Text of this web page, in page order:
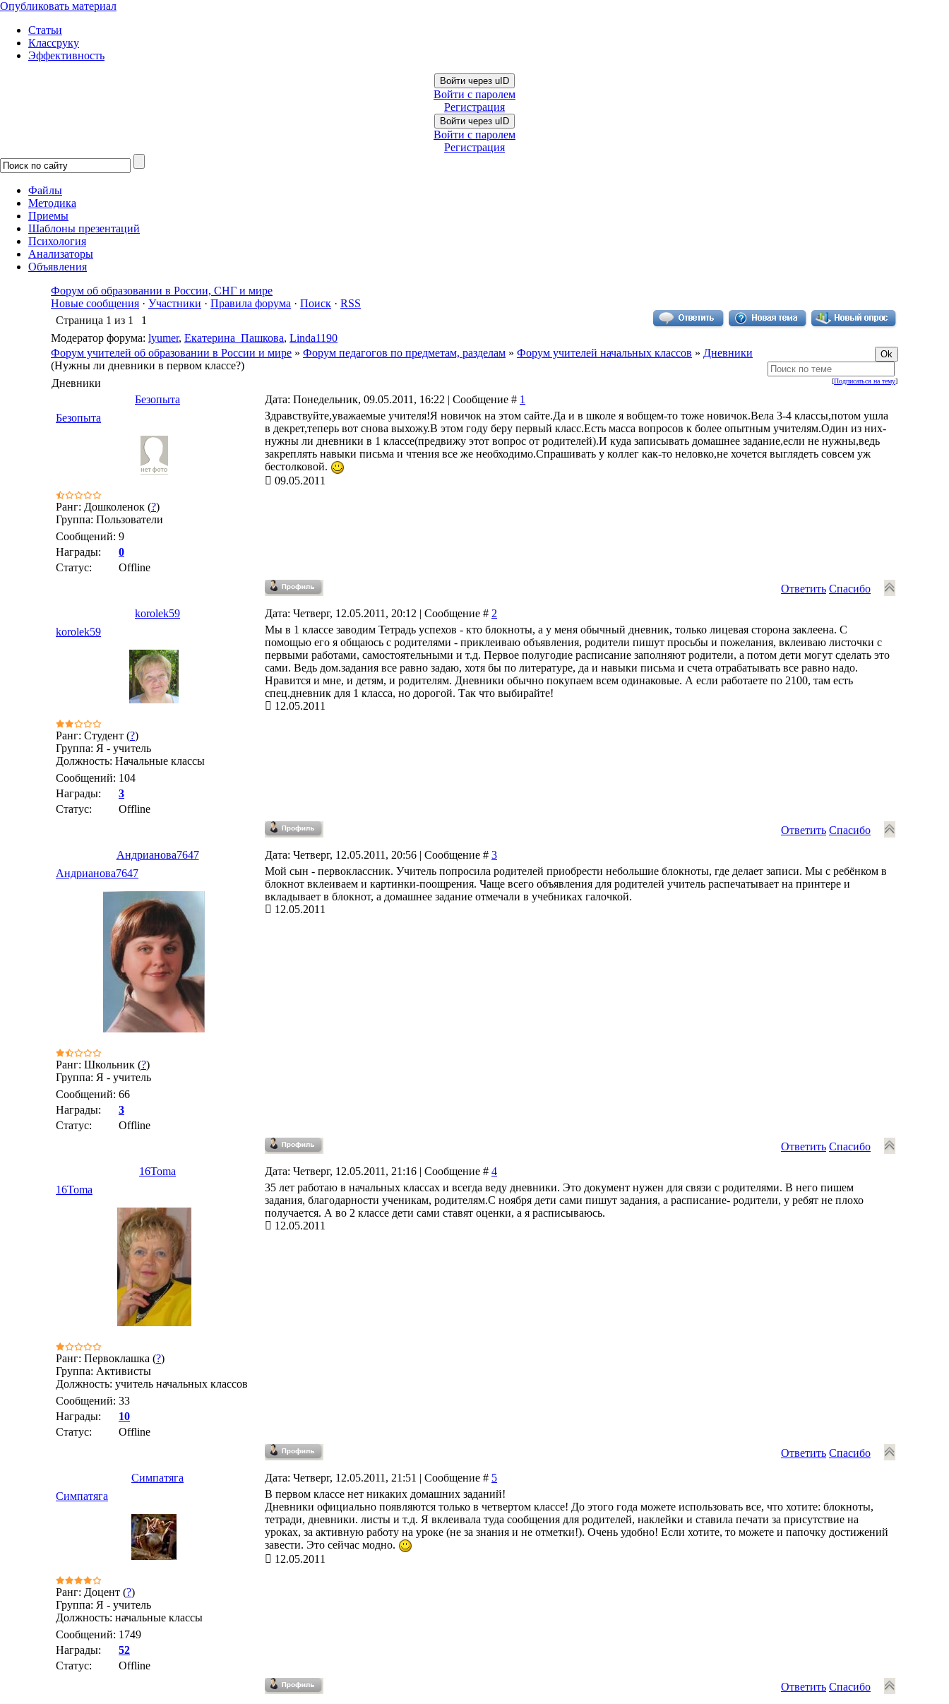
Опубликовать материал
Статьи
Классруку
Эффективность
Войти через uID
Войти с паролем
Регистрация
Войти через uID
Войти с паролем
Регистрация
Файлы
Методика
Приемы
Шаблоны презентаций
Психология
Анализаторы
Объявления
Форум об образовании в России, СНГ и мире
Новые сообщения · Участники · Правила форума · Поиск · RSS
Страница 1 из 1
1
Модератор форума: lyumer, Екатерина_Пашкова, Linda1190
Форум учителей об образовании в России и мире » Форум педагогов по предметам, разделам » Форум учителей начальных классов » Дневники
(Нужны ли дневники в первом классе?)
[Подписаться на тему]
Дневники
Безопыта
Дата: Понедельник, 09.05.2011, 16:22 | Сообщение # 1
Безопыта
Ранг: Дошколенок (?)
Группа: Пользователи
Сообщений: 9
Награды:
0
Статус:
Offline
Здравствуйте,уважаемые учителя!Я новичок на этом сайте.Да и в школе я вобщем-то тоже новичок.Вела 3-4 классы,потом ушла
в декрет,теперь вот снова выхожу.В этом году беру первый класс.Есть масса вопросов к более опытным учителям.Один из них-
нужны ли дневники в 1 классе(предвижу этот вопрос от родителей).И куда записывать домашнее задание,если не нужны,ведь
закреплять навыки письма и чтения все же необходимо.Спрашивать у коллег как-то неловко,не хочется выглядеть совсем уж
бестолковой.
09.05.2011
Ответить Спасибо
korolek59 Дата: Четверг, 12.05.2011, 20:12 | Сообщение # 2
korolek59
Ранг: Студент (?)
Группа: Я - учитель
Должность: Начальные классы
Сообщений: 104
Награды:
3
Статус:
Offline
Мы в 1 классе заводим Тетрадь успехов - кто блокноты, а у меня обычный дневник, только лицевая сторона заклеена. С
помощью его я общаюсь с родителями - приклеиваю объявления, родители пишут просьбы и пожелания, вклеиваю листочки с
первыми работами, самостоятельными и т.д. Первое полугодие расписание заполняют родители, а потом дети могут сделать это
сами. Ведь дом.задания все равно задаю, хотя бы по литературе, да и навыки письма и счета отрабатывать все равно надо.
Нравится и мне, и детям, и родителям. Дневники обычно покупаем всем одинаковые. А если работаете по 2100, там есть
спец.дневник для 1 класса, но дорогой. Так что выбирайте!
12.05.2011
Ответить Спасибо
Андрианова7647 Дата: Четверг, 12.05.2011, 20:56 | Сообщение # 3
Андрианова7647
Ранг: Школьник (?)
Группа: Я - учитель
Сообщений: 66
Награды:
3
Статус:
Offline
Мой сын - первоклассник. Учитель попросила родителей приобрести небольшие блокноты, где делает записи. Мы с ребёнком в
блокнот вклеиваем и картинки-поощрения. Чаще всего объявления для родителей учитель распечатывает на принтере и
вкладывает в блокнот, а домашнее задание отмечали в учебниках галочкой.
12.05.2011
Ответить Спасибо
16Toma Дата: Четверг, 12.05.2011, 21:16 | Сообщение # 4
16Toma
Ранг: Первоклашка (?)
Группа: Активисты
Должность: учитель начальных классов
Сообщений: 33
Награды:
10
Статус:
Offline
35 лет работаю в начальных классах и всегда веду дневники. Это документ нужен для связи с родителями. В него пишем
задания, благодарности ученикам, родителям.С ноября дети сами пишут задания, а расписание- родители, у ребят не плохо
получается. А во 2 классе дети сами ставят оценки, а я расписываюсь.
12.05.2011
Ответить Спасибо
Симпатяга Дата: Четверг, 12.05.2011, 21:51 | Сообщение # 5
Симпатяга
Ранг: Доцент (?)
Группа: Я - учитель
Должность: начальные классы
Сообщений: 1749
Награды:
52
Статус:
Offline
В первом классе нет никаких домашних заданий!
Дневники официально появляются только в четвертом классе! До этого года можете использовать все, что хотите: блокноты,
тетради, дневники. листы и т.д. Я вклеивала туда сообщения для родителей, наклейки и ставила печати за присутствие на
уроках, за активную работу на уроке (не за знания и не отметки!). Очень удобно! Если хотите, то можете и папочку достижений
завести. Это сейчас модно.
12.05.2011
Ответить Спасибо